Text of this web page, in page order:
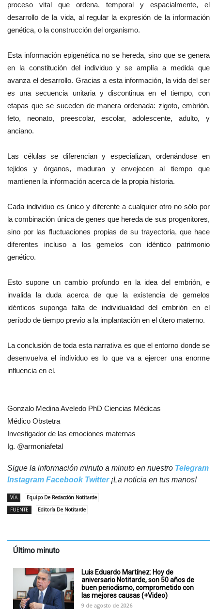
proceso vital que ordena, temporal y espacialmente, el
desarrollo de la vida, al regular la expresión de la información
genética, o la construcción del organismo.
Esta información epigenética no se hereda, sino que se genera
en la constitución del individuo y se amplía a medida que
avanza el desarrollo. Gracias a esta información, la vida del ser
es una secuencia unitaria y discontinua en el tiempo, con
etapas que se suceden de manera ordenada: zigoto, embrión,
feto, neonato, preescolar, escolar, adolescente, adulto, y
anciano.
Las células se diferencian y especializan, ordenándose en
tejidos y órganos, maduran y envejecen al tiempo que
mantienen la información acerca de la propia historia.
Cada individuo es único y diferente a cualquier otro no sólo por
la combinación única de genes que hereda de sus progenitores,
sino por las fluctuaciones propias de su trayectoria, que hace
diferentes incluso a los gemelos con idéntico patrimonio
genético.
Esto supone un cambio profundo en la idea del embrión, e
invalida la duda acerca de que la existencia de gemelos
idénticos suponga falta de individualidad del embrión en el
período de tiempo previo a la implantación en el útero materno.
La conclusión de toda esta narrativa es que el entorno donde se
desenvuelva el individuo es lo que va a ejercer una enorme
influencia en el.
Gonzalo Medina Aveledo PhD Ciencias Médicas
Médico Obstetra
Investigador de las emociones maternas
Ig. @armoniafetal
Sigue la información minuto a minuto en nuestro Telegram
Instagram Facebook Twitter¡La noticia en tus manos!
VÍA
Equipo De Redacción Notitarde
FUENTE
Editoría De Notitarde
Último minuto
Luis Eduardo Martínez: Hoy de
aniversario Notitarde, son 50 años de
buen periodismo, comprometido con
las mejores causas (+Video)
9 de agosto de 2026